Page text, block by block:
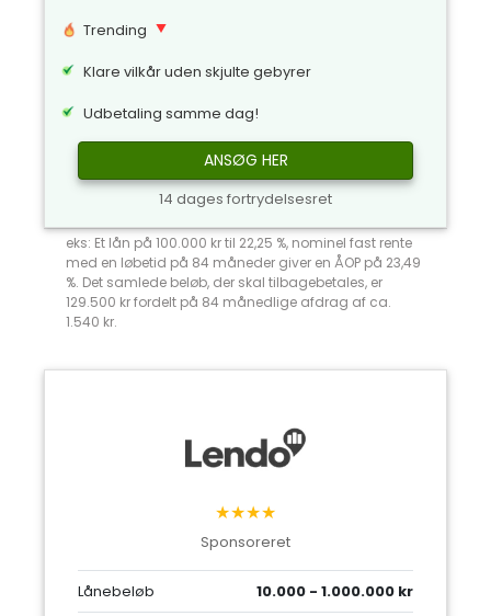
Trending
Klare vilkår uden skjulte gebyrer
Udbetaling samme dag!
ANSØG HER
14 dages fortrydelsesret
eks: Et lån på 100.000 kr til 22,25 %, nominel fast rente
med en løbetid på 84 måneder giver en ÅOP på 23,49
%. Det samlede beløb, der skal tilbagebetales, er
129.500 kr fordelt på 84 månedlige afdrag af ca.
1.540 kr.
★★★★
Sponsoreret
Lånebeløb 10.000 - 1.000.000 kr